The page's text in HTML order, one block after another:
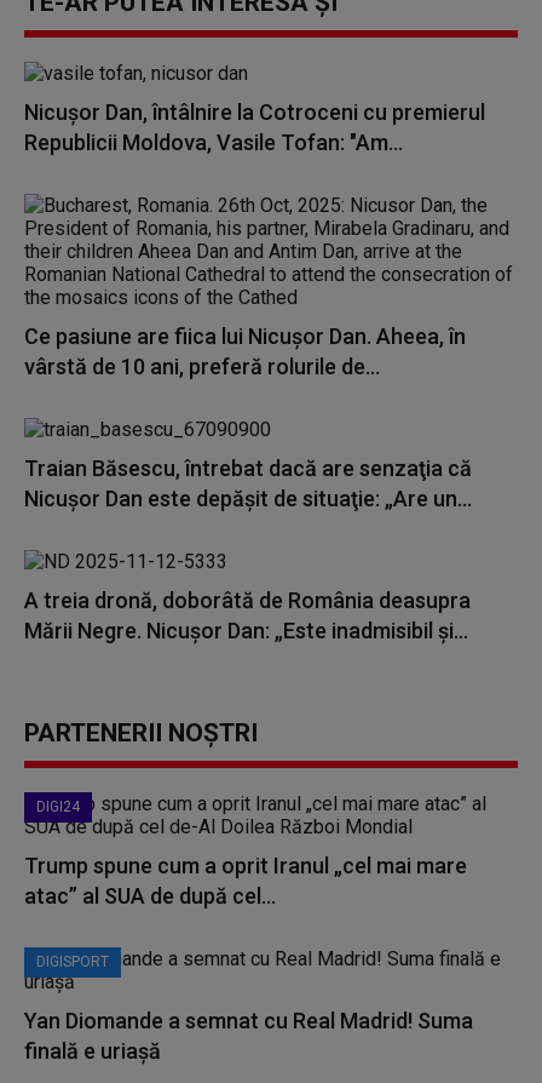
Nicuşor Dan, întâlnire la Cotroceni cu premierul
Republicii Moldova, Vasile Tofan: "Am...
Ce pasiune are fiica lui Nicușor Dan. Aheea, în
vârstă de 10 ani, preferă rolurile de...
Traian Băsescu, întrebat dacă are senzaţia că
Nicuşor Dan este depăşit de situaţie: „Are un...
A treia dronă, doborâtă de România deasupra
Mării Negre. Nicuşor Dan: „Este inadmisibil şi...
PARTENERII NOȘTRI
DIGI24
Trump spune cum a oprit Iranul „cel mai mare
atac” al SUA de după cel...
DIGISPORT
Yan Diomande a semnat cu Real Madrid! Suma
finală e uriașă